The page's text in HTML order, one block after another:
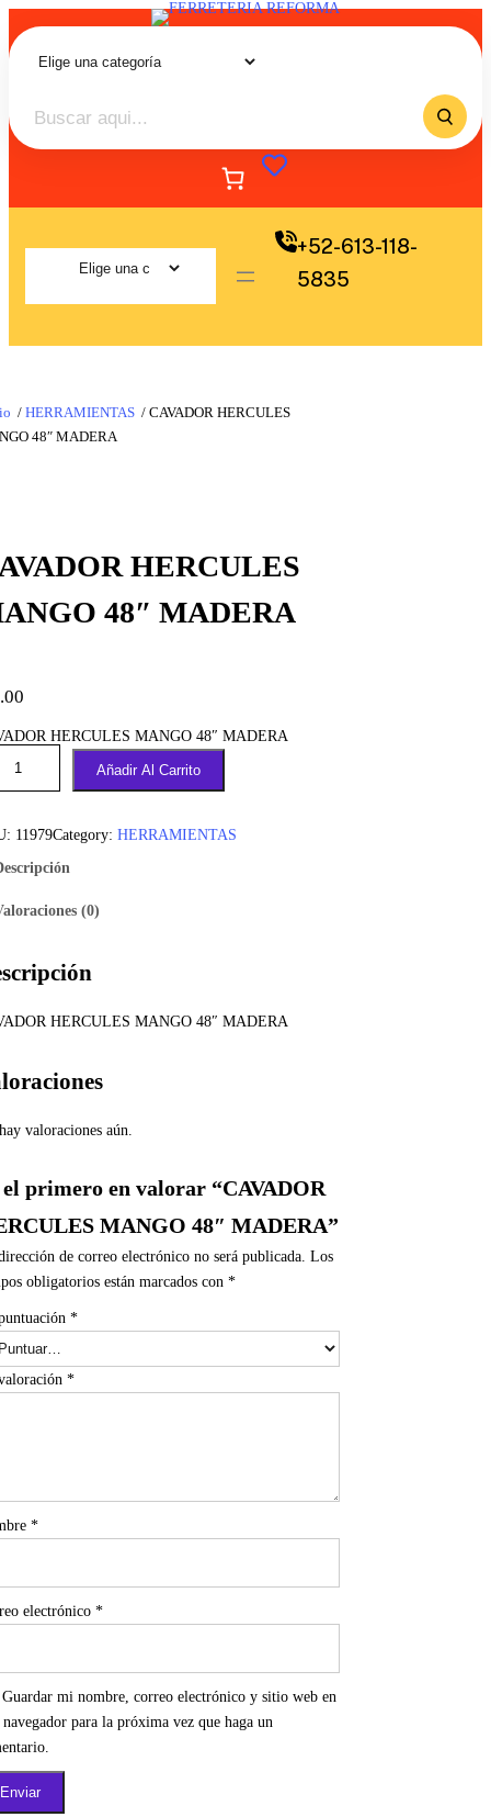
+52-613-118-
5835
/ HERRAMIENTAS / CAVADOR HERCULES
48″ MADERA
HERCULES
48″ MADERA
HERCULES MANGO 48″ MADERA
Añadir Al Carrito
11979Category: HERRAMIENTAS
(0)
HERCULES MANGO 48″ MADERA
valoraciones aún.
el primero en valorar “CAVADOR
MANGO 48″ MADERA”
de correo electrónico no será publicada. Los
obligatorios están marcados con *
*
*
*
electrónico *
Guardar mi nombre, correo electrónico y sitio web en
navegador para la próxima vez que haga un